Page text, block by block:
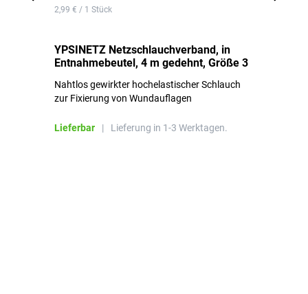
2,99 € / 1 Stück
YPSINETZ Netzschlauchverband, in
Entnahmebeutel, 4 m gedehnt, Größe 3
Nahtlos gewirkter hochelastischer Schlauch
zur Fixierung von Wundauflagen
Lieferbar | Lieferung in 1-3 Werktagen.